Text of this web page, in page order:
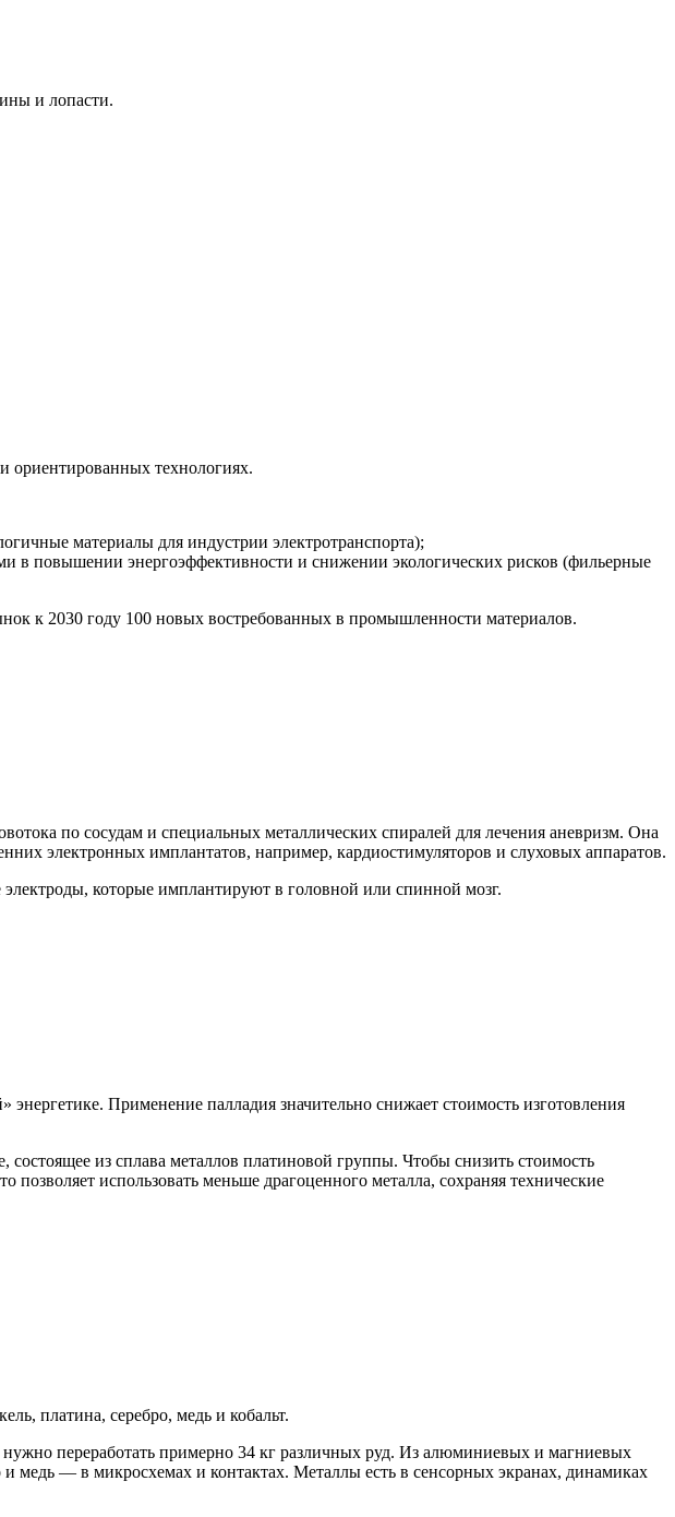
и лопасти.
ориентированных технологиях.
материалы для индустрии электротранспорта);
повышении энергоэффективности и снижении экологических рисков (фильерные
к 2030 году 100 новых востребованных в промышленности материалов.
по сосудам и специальных металлических спиралей для лечения аневризм. Она
электронных имплантатов, например, кардиостимуляторов и слуховых аппаратов.
которые имплантируют в головной или спинной мозг.
Применение палладия значительно снижает стоимость изготовления
из сплава металлов платиновой группы. Чтобы снизить стоимость
использовать меньше драгоценного металла, сохраняя технические
платина, серебро, медь и кобальт.
нужно переработать примерно 34 кг различных руд. Из алюминиевых и магниевых
медь — в микросхемах и контактах. Металлы есть в сенсорных экранах, динамиках